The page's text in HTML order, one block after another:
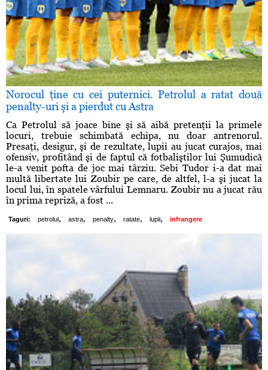
Norocul ţine cu cei puternici. Petrolul a ratat două
penalty-uri şi a pierdut cu Astra
Ca Petrolul să joace bine şi să aibă pretenţii la primele
locuri, trebuie schimbată echipa, nu doar antrenorul.
Presaţi, desigur, şi de rezultate, lupii au jucat curajos, mai
ofensiv, profitând şi de faptul că fotbaliştilor lui Şumudică
le-a venit pofta de joc mai târziu. Sebi Tudor i-a dat mai
multă libertate lui Zoubir pe care, de altfel, l-a şi jucat la
locul lui, în spatele vârfului Lemnaru. Zoubir nu a jucat rău
în prima repriză, a fost ...
Taguri: petrolul , astra, penalty, ratate, lupii, infrangere